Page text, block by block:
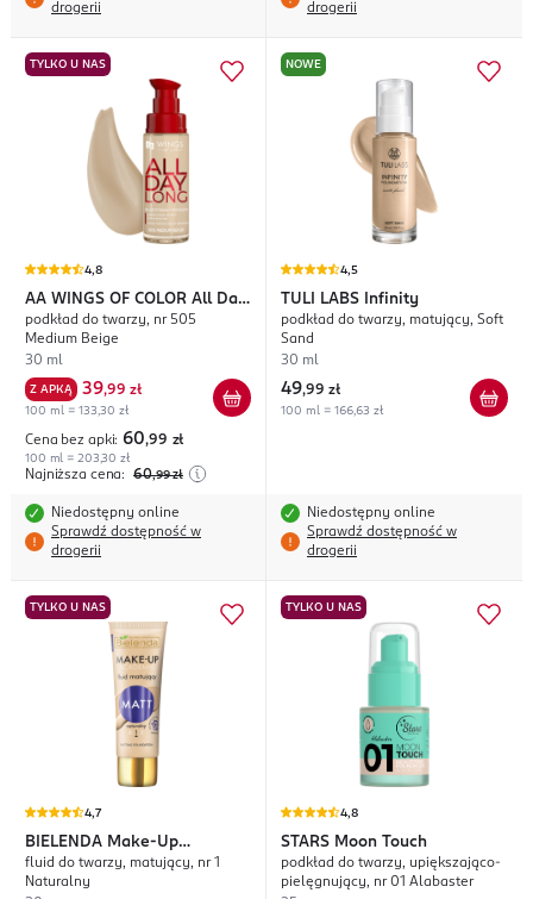
drogerii
drogerii
TYLKO U NAS
4,8
AA WINGS OF COLOR All Day
Long
podkład do twarzy, nr 505
Medium Beige
30 ml
Z APKĄ 39,99 zł
100 ml = 133,30 zł
Cena bez apki: 60,99 zł
100 ml = 203,30 zł
Najniższa cena: 60,99 zł
Niedostępny online
Sprawdź dostępność w
drogerii
NOWE
4,5
TULI LABS Infinity
podkład do twarzy, matujący, Soft
Sand
30 ml
49,99 zł
100 ml = 166,63 zł
Niedostępny online
Sprawdź dostępność w
drogerii
TYLKO U NAS
4,7
BIELENDA Make-Up
Academie Matt
fluid do twarzy, matujący, nr 1
Naturalny
TYLKO U NAS
4,8
STARS Moon Touch
podkład do twarzy, upiększająco-
pielęgnujący, nr 01 Alabaster